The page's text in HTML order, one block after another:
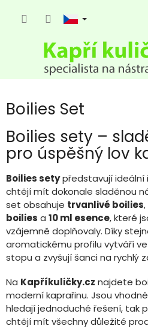
Boilies Set
Boilies sety –
pro úspěšný lov
Boilies setypředstavují ideální
chtějí mít dokonale sladěnou
set obsahuje trvanlivé boilies,
boilies a 10 ml esence, které
vzájemně doplňovaly. Díky
aromatickému profilu vytváří
stopu a zvyšují šanci na rychlý
Na Kapříkuličky.cz najdete
moderní kaprařinu. Jsou
hledají jednoduché řešení, tak
chtějí mít všechny důležité